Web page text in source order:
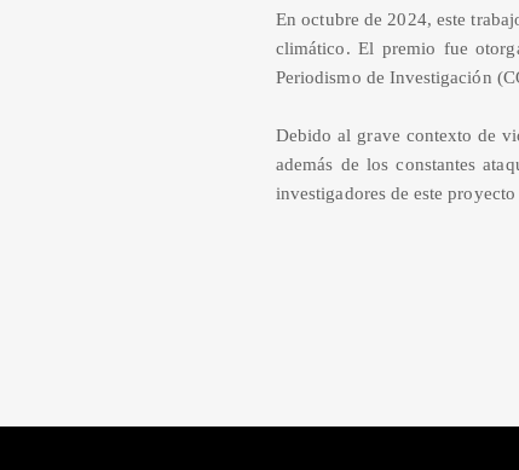
En octubre de 2024, este
climático. El premio fue
Periodismo de Investigación
Debido al grave contexto de
además de los constantes
investigadores de este